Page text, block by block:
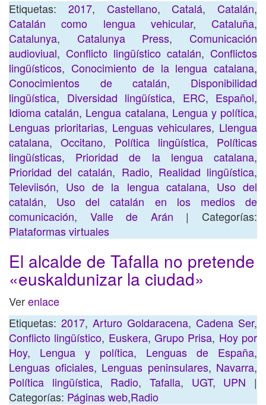
Etiquetas: 2017, Castellano,Catalá, Catalán,
Catalán como lengua vehicular, Cataluña,
Catalunya, Catalunya Press,Comunicación
audioviual, Conflicto lingüístico catalán, Conflictos
lingüísticos, Conocimiento de la lengua catalana,
Conocimientos de catalán, Disponibilidad
lingüística, Diversidad lingüística, ERC, Español,
Idioma catalán, Lengua catalana, Lengua y política,
Lenguas prioritarias, Lenguas vehiculares, Llengua
catalana,Occitano, Política lingüística, Políticas
lingüísticas, Prioridad de la lengua catalana,
Prioridad del catalán, Radio, Realidad lingüística,
Televiisón, Uso de la lengua catalana, Uso del
catalán, Uso del catalán en los medios de
comunicación, Valle de Arán | Categorías:
Plataformas virtuales
El alcalde de Tafalla no pretende
«euskaldunizar la ciudad»
Verenlace
Etiquetas: 2017, Arturo Goldaracena, Cadena Ser,
Conflicto lingüístico, Euskera,Grupo Prisa, Hoy por
Hoy, Lengua y política, Lenguas de España,
Lenguas oficiales, Lenguas peninsulares, Navarra,
Política lingüística, Radio,Tafalla, UGT, UPN |
Categorías: Páginas web,Radio